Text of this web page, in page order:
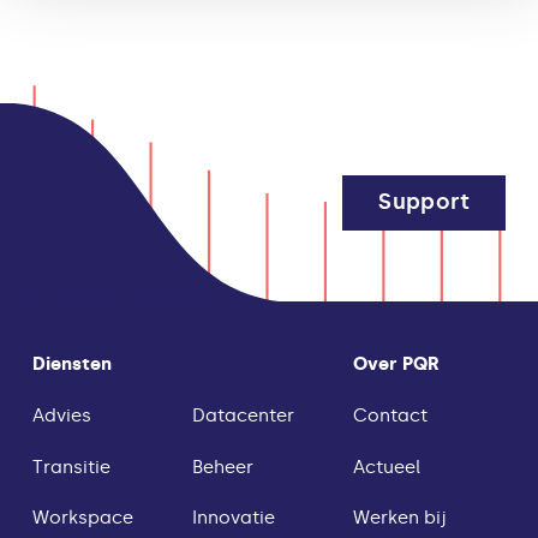
Diensten
Advies
Transitie
Workspace
Datacenter
Beheer
Innovatie
Over PQR
Contact
Actueel
Werken bij
Support